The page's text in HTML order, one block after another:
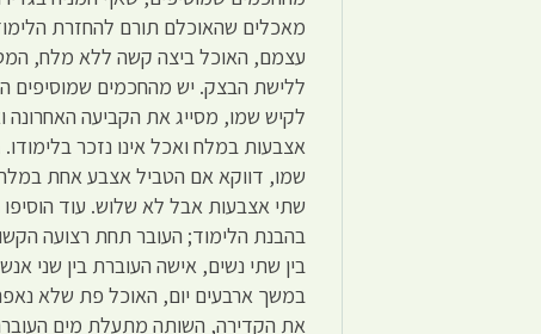
מאכלים שהאוכלם תורם להחזרת
עצמם, האוכל ביצה קשה ללא מלח,
ללישת הבצק. יש מהחכמים שמוסיפים
לקיש שמו, מסייג את הקביעה
אצבעות במלח ואכל אינו נזכר
שמו, דווקא אם הטביל אצבע אחת
שתי אצבעות אבל לא שלוש. עוד
בהבנת הלימוד; העובר תחת רצועה
בין שתי נשים, אישה העוברת בין שני
במשך ארבעים יום, האוכל פת שלא
את הקדירה, השותה מתעלת מים